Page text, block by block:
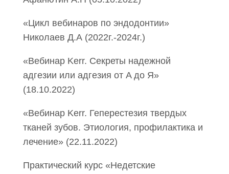
«Цикл вебинаров по эндодонтии»
Николаев Д.А (2022г.-2024г.)
«Вебинар Kerr. Секреты надежной
адгезии или адгезия от A до Я»
(18.10.2022)
«Вебинар Kerr. Геперестезия твердых
тканей зубов. Этиология, профилактика и
лечение» (22.11.2022)
Практический курс «Недетские